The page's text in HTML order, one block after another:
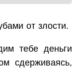
от злости.
тебе деньги
сдерживаясь,